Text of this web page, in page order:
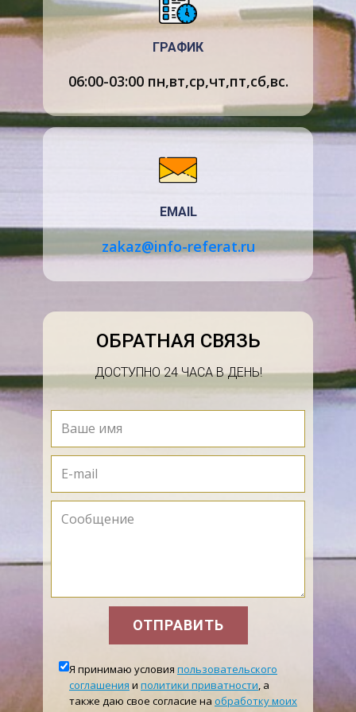
вопреки нашему пренебрежению к памятникам
родной страны.
в Старочеркасск авторитетную комиссию
историков, которая установила бы, какие
объекты и ценности нуждаются в реставрации
и сохранности. Ведь украинцы сделали же нечто
подобное в бывшей Запорожской Сечи, а мы,
выходит, лыком шиты? Очень прошу Вас лично
обратить внимание на далекую частицу РСФСР.
Ведь Вы же не только председатель Совмина,
но еще и русский человек.
Обнимаю Вас и желаю Вам всего самого
Вешенская . 19.6.70 г.
Михаил Шолохов (8, 351 - 352). Первую
экранизацию кинофильма 'Тихий Дон' по
роману М.А. Шолохова пытались не пустить к
зрителям. 'Приговор был такой: 'казачий
адюльтер', 'любование бытом казачества' и
еще все в этом же запретном духе. Его
создателей - режиссеров - прочь из
профессионального киносоюза : исключили!
Шолохова не обошло - пошел нехороший
него есть ответ в письме к Цесарской: 'Что
способствовал или радовался его запрещению, -
чушь! До таких вершин 'дипломатии' я еще не
Разумеется, приеду и, разумеется, буду делать
от меня все зависящее и возможное, чтобы
ГРАФИК
06:00-03:00 пн,вт,ср,чт,пт,сб,вс.
EMAIL
zakaz@info-referat.ru
ОБРАТНАЯ СВЯЗЬ
ДОСТУПНО 24 ЧАСА В ДЕНЬ!
ОТПРАВИТЬ
Я принимаю условия пользовательского
соглашения и политики приватности, а
также даю свое согласие на обработку моих